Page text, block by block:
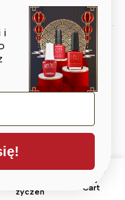
Rights Reserved
0
życzeń
Cart
i